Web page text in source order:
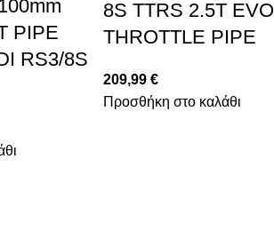
PIPE
RS3/8S
8S TTRS 2.5T EVO
THROTTLE PIPE
209,99€
Προσθήκη στο καλάθι